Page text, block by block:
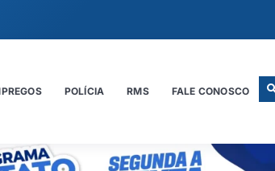
POLÍCIA RMS FALE CONOSCO